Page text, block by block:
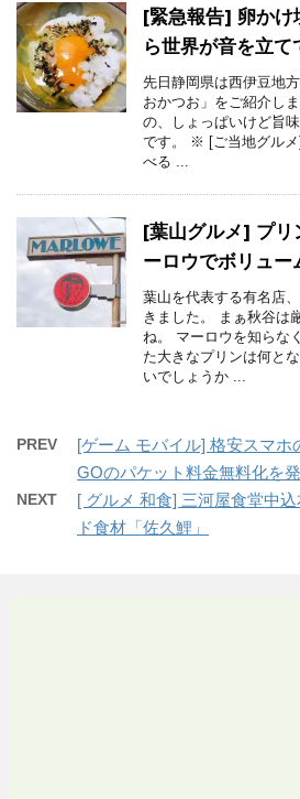
[緊急報告] 卵かけ
ら世界が音を立て
先日静岡県は西伊豆地
おかつお」をご紹介し
の、しょっぱいけど旨
です。 ※ [ご当地グル
べる ...
[葉山グルメ] プリ
ーロウでボリュー
葉山を代表する有名店
きました。 まぁ秋谷は
ね。 マーロウを知らな
た大きなプリンは何と
いでしょうか ...
PREV
[ゲーム モバイル] 格安スマホ
GOのパケット料金無料化を発
NEXT
[ グルメ 和食] 三河屋食堂中
ド食材「佐久鯉」